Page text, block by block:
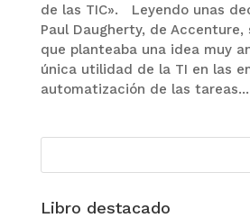
de las TIC». Leyendo unas
Paul Daugherty, de Accenture,
que planteaba una idea muy
única utilidad de la TI en las
automatización de las tareas...
Libro destacado